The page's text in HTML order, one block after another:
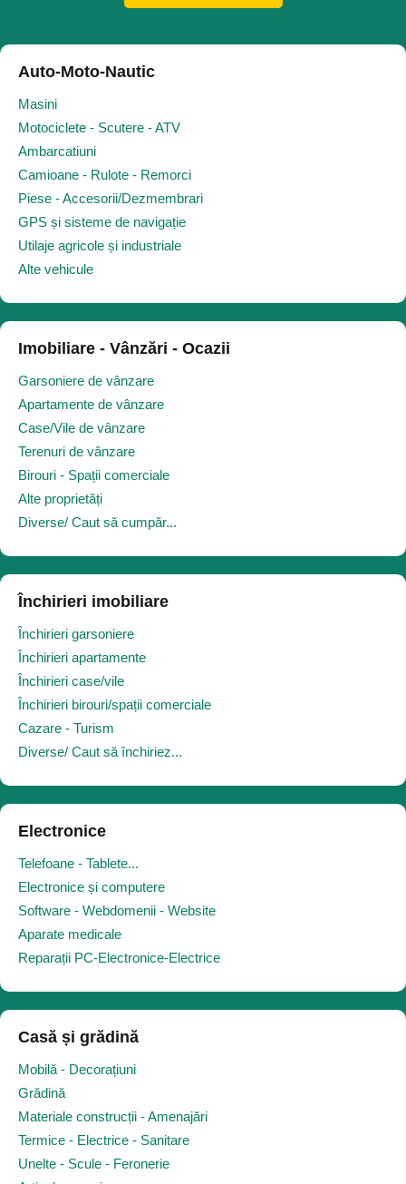
Auto-Moto-Nautic
Masini
Motociclete - Scutere - ATV
Ambarcatiuni
Camioane - Rulote - Remorci
Piese - Accesorii/Dezmembrari
GPS și sisteme de navigație
Utilaje agricole și industriale
Alte vehicule
Imobiliare - Vânzări - Ocazii
Garsoniere de vânzare
Apartamente de vânzare
Case/Vile de vânzare
Terenuri de vânzare
Birouri - Spații comerciale
Alte proprietăți
Diverse/ Caut să cumpăr...
Închirieri imobiliare
Închirieri garsoniere
Închirieri apartamente
Închirieri case/vile
Închirieri birouri/spații comerciale
Cazare - Turism
Diverse/ Caut să închiriez...
Electronice
Telefoane - Tablete...
Electronice și computere
Software - Webdomenii - Website
Aparate medicale
Reparații PC-Electronice-Electrice
Casă și grădină
Mobilă - Decorațiuni
Grădină
Materiale construcții - Amenajări
Termice - Electrice - Sanitare
Unelte - Scule - Feronerie